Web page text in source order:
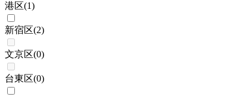
港区(1)
新宿区(2)
文京区(0)
台東区(0)